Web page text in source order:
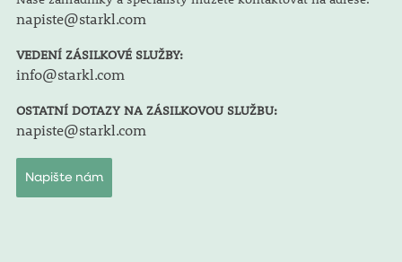
napiste@starkl.com
VEDENÍ ZÁSILKOVÉ SLUŽBY:
info@starkl.com
OSTATNÍ DOTAZY NA ZÁSILKOVOU SLUŽBU:
napiste@starkl.com
Napište nám